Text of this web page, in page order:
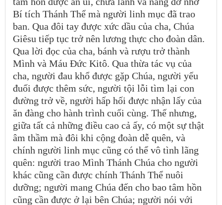
Bí tích Thánh Thể mà người linh mục đã trao
ban. Qua đôi tay được xức dầu của cha, Chúa
Giêsu tiếp tục trở nên lương thực cho đoàn dân.
Qua lời đọc của cha, bánh và rượu trở thành
Mình và Máu Đức Kitô. Qua thừa tác vụ của
cha, người đau khổ được gặp Chúa, người yếu
đuối được thêm sức, người tội lỗi tìm lại con
đường trở về, người hấp hối được nhận lấy của
ăn đàng cho hành trình cuối cùng. Thế nhưng,
giữa tất cả những điều cao cả ấy, có một sự thật
âm thầm mà đôi khi cộng đoàn dễ quên, và
chính người linh mục cũng có thể vô tình lãng
quên: người trao Mình Thánh Chúa cho người
khác cũng cần được chính Thánh Thể nuôi
dưỡng; người mang Chúa đến cho bao tâm hồn
cũng cần được ở lại bên Chúa; người nói với